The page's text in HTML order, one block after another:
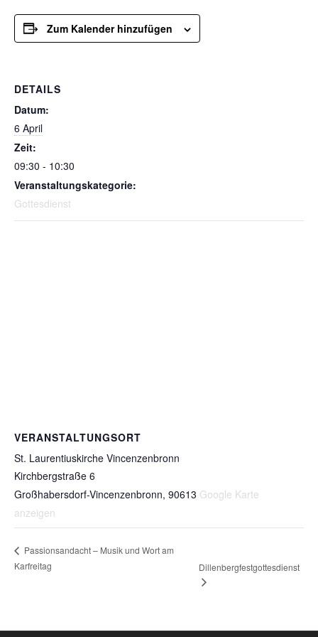
Zum Kalender hinzufügen
DETAILS
Datum:
6 April
Zeit:
09:30 - 10:30
Veranstaltungskategorie:
Gottesdienst
VERANSTALTUNGSORT
St. Laurentiuskirche Vincenzenbronn
Kirchbergstraße 6
Großhabersdorf-Vincenzenbronn, 90613 Google Karte
anzeigen
Passionsandacht – Musik und Wort am
Karfreitag
Dillenbergfestgottesdienst